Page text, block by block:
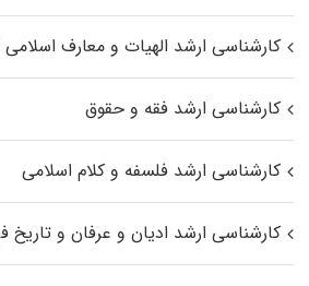
کارشناسی ارشد الهیات و معارف
کارشناسی ارشد فقه و حقوق
کارشناسی ارشد فلسفه و کلام اسلامی
کارشناسی ارشد ادیان و عرفان و